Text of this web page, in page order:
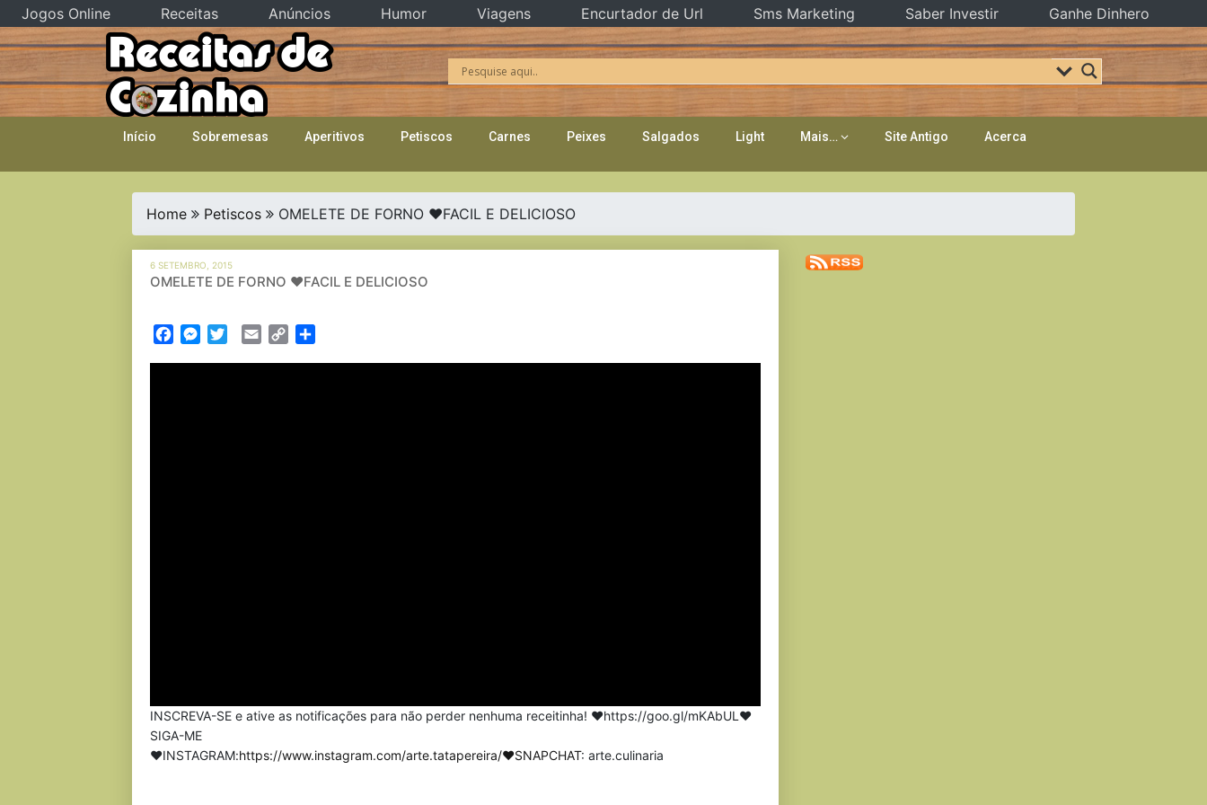
Skip
to
content
Início Sobremesas Aperitivos Petiscos Carnes Peixes Salgados Light Mais… Site Antigo Acerca
Home Petiscos OMELETE DE FORNO ❤FACIL E DELICIOSO
6 SETEMBRO, 2015
OMELETE DE FORNO ❤FACIL E DELICIOSO
FacebookMessenger
TwitterEmail Copy
INSCREVA-SE e ative as notificações para não perder nenhuma receitinha! ❤https://goo.gl/mKAbUL❤
SIGA-ME
❤INSTAGRAM:https://www.instagram.com/arte.tatapereira/❤SNAPCHAT: arte.culinaria
Jogos Online Receitas Anúncios Humor Viagens Encurtador de Url Sms Marketing Saber Investir Ganhe Dinhero